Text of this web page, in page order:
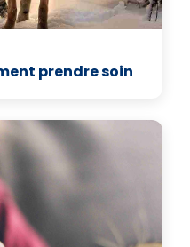
prendre soin